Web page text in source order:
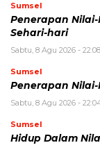
Sumsel
Penerapan
Sehari-hari
Sabtu, 8 Agu 2026 -
Sumsel
Penerapan
Sabtu, 8 Agu 2026 -
Sumsel
Hidup Dalam